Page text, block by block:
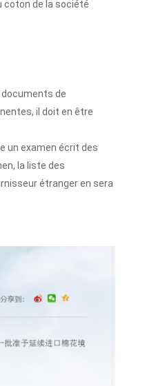
coton de la société
de
il doit en être
un examen écrit des
la liste des
étranger en sera